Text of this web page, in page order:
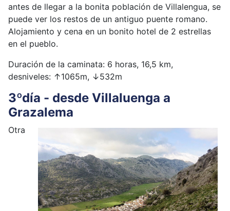
antes de llegar a la bonita población de Villalengua, se
puede ver los restos de un antiguo puente romano.
Alojamiento y cena en un bonito hotel de 2 estrellas
en el pueblo.
Duración de la caminata: 6 horas, 16,5 km,
desniveles: ↑1065m, ↓532m
3ºdía - desde Villaluenga a
Grazalema
Otra